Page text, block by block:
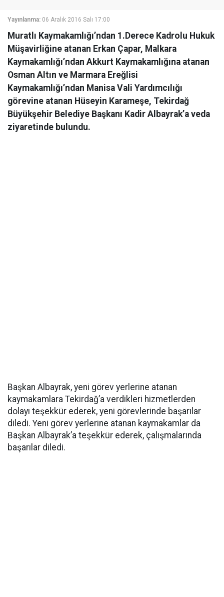
Yayınlanma: 06 Aralık 2016 Salı 17:00
Muratlı Kaymakamlığı’ndan 1.Derece Kadrolu Hukuk
Müşavirliğine atanan Erkan Çapar, Malkara
Kaymakamlığı’ndan Akkurt Kaymakamlığına atanan
Osman Altın ve Marmara Ereğlisi
Kaymakamlığı’ndan Manisa Vali Yardımcılığı
görevine atanan Hüseyin Karameşe, Tekirdağ
Büyükşehir Belediye Başkanı Kadir Albayrak’a veda
ziyaretinde bulundu.
Başkan Albayrak, yeni görev yerlerine atanan
kaymakamlara Tekirdağ’a verdikleri hizmetlerden
dolayı teşekkür ederek, yeni görevlerinde başarılar
diledi. Yeni görev yerlerine atanan kaymakamlar da
Başkan Albayrak’a teşekkür ederek, çalışmalarında
başarılar diledi.